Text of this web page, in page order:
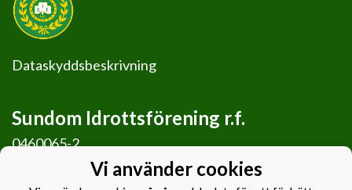
Dataskyddsbeskrivning
Sundom Idrottsförening r.f.
0460065-2
c/o Tomas West
Långängstået 49, 65410 Sundom
Vi använder cookies